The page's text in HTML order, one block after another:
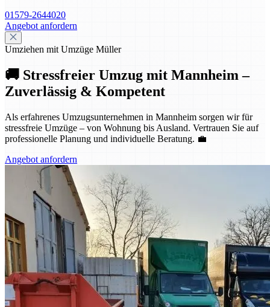
01579-2644020
Angebot anfordern
Umziehen mit Umzüge Müller
🚚 Stressfreier Umzug mit Mannheim –
Zuverlässig & Kompetent
Als erfahrenes Umzugsunternehmen in Mannheim sorgen wir für
stressfreie Umzüge – von Wohnung bis Ausland. Vertrauen Sie auf
professionelle Planung und individuelle Beratung. 💼
Angebot anfordern